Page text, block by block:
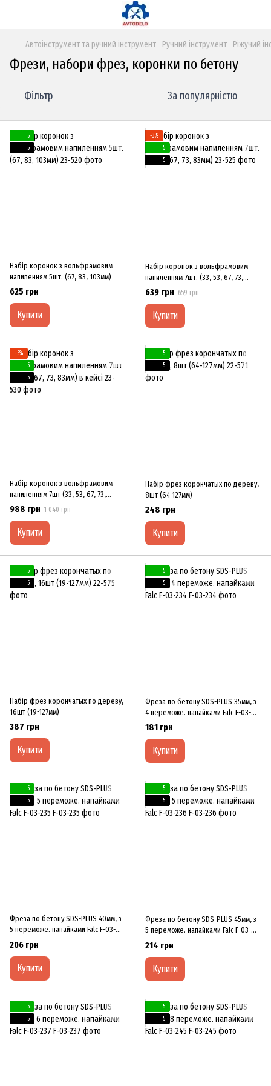
Автоінструмент та ручний інструмент Ручний інструмент Ріжучий
Фрези, набори фрез, коронки по бетону
Фільтр За популярністю
5
5
Набір коронок з вольфрамовим
напиленням 5шт. (67, 83, 103мм)
625 грн
Купити
−3%
5
5
Набір коронок з вольфрамовим
напиленням 7шт. (33, 53, 67, 73,
83мм)
639 грн 659 грн
Купити
−5%
5
5
Набір коронок з вольфрамовим
напиленням 7шт (33, 53, 67, 73,
83мм) в кейсі
988 грн 1 040 грн
Купити
5
5
Набір фрез корончатых по дереву,
8шт (64-127мм)
248 грн
Купити
5
5
Набір фрез корончатых по дереву,
16шт (19-127мм)
387 грн
Купити
5
5
Фреза по бетону SDS-PLUS 35мм, з
4 переможе. напайками Falc F-03-
234
181 грн
Купити
5
5
Фреза по бетону SDS-PLUS 40мм, з
5 переможе. напайками Falc F-03-
235
206 грн
Купити
5
5
Фреза по бетону SDS-PLUS 45мм, з
5 переможе. напайками Falc F-03-
236
214 грн
Купити
5
5
5
5